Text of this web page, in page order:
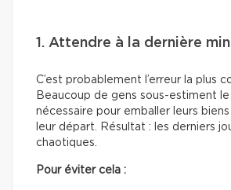
1. Attendre à la dernière
C’est probablement l’erreur la plus
Beaucoup de gens sous-estiment
nécessaire pour emballer leurs
leur départ. Résultat : les derniers
chaotiques.
Pour éviter cela :